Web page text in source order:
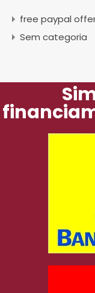
free paypal
Sem categoria